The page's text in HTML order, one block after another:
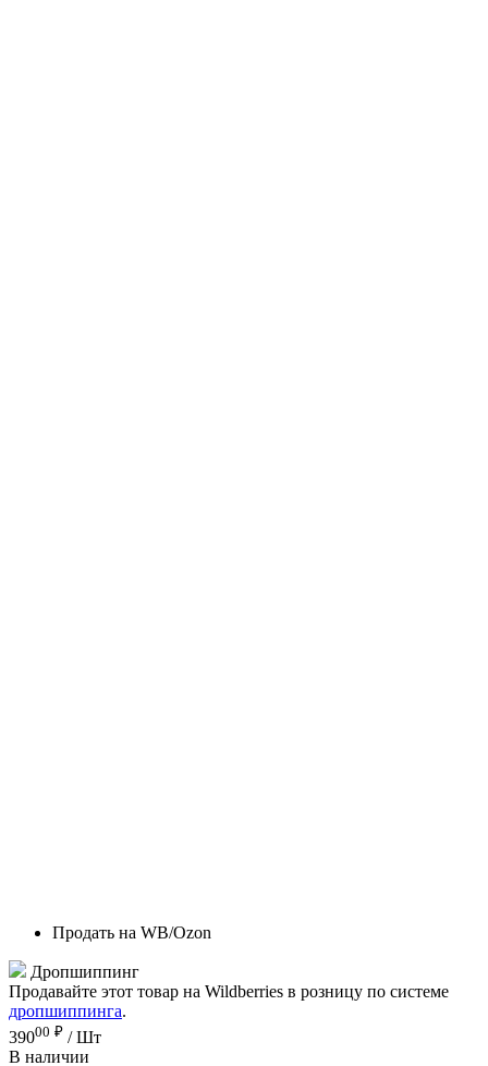
Продать на WB/Ozon
Дропшиппинг
Продавайте этот товар на Wildberries в розницу по системе
дропшиппинга.
39000 ₽ / Шт
В наличии